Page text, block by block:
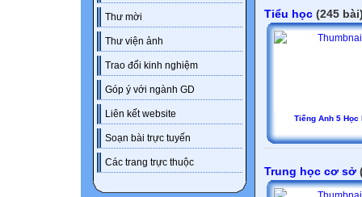
Thư mời
Thư viện ảnh
Trao đổi kinh nghiệm
Góp ý với ngành GD
Liên kết website
Soạn bài trực tuyến
Các trang trực thuộc
Tiểu học (245
Tiếng Anh 5 Học
Trung học cơ sở